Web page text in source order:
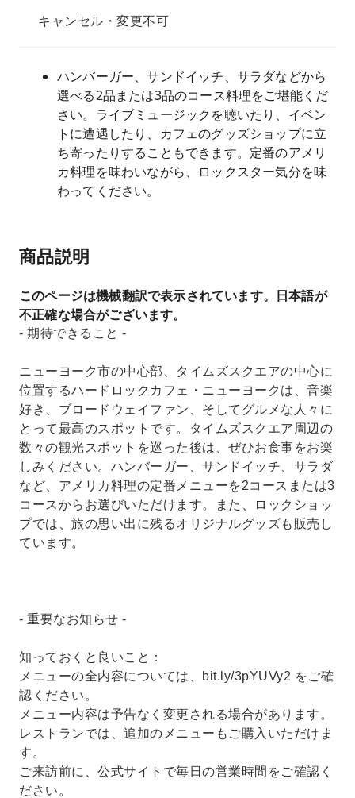
キャンセル・変更不可
ハンバーガー、サンドイッチ、サラダなどから
選べる2品または3品のコース料理をご堪能くだ
さい。ライブミュージックを聴いたり、イベン
トに遭遇したり、カフェのグッズショップに立
ち寄ったりすることもできます。定番のアメリ
カ料理を味わいながら、ロックスター気分を味
わってください。
商品説明
このページは機械翻訳で表示されています。日本語が
不正確な場合がございます。
- 期待できること -
ニューヨーク市の中心部、タイムズスクエアの中心に
位置するハードロックカフェ・ニューヨークは、音楽
好き、ブロードウェイファン、そしてグルメな人々に
とって最高のスポットです。タイムズスクエア周辺の
数々の観光スポットを巡った後は、ぜひお食事をお楽
しみください。ハンバーガー、サンドイッチ、サラダ
など、アメリカ料理の定番メニューを2コースまたは3
コースからお選びいただけます。また、ロックショッ
プでは、旅の思い出に残るオリジナルグッズも販売し
ています。
- 重要なお知らせ -
知っておくと良いこと：
メニューの全内容については、bit.ly/3pYUVy2 をご確
認ください。
メニュー内容は予告なく変更される場合があります。
レストランでは、追加のメニューもご購入いただけま
す。
ご来訪前に、公式サイトで毎日の営業時間をご確認く
ださい。